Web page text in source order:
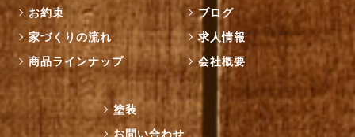
お約束
家づくりの流れ
商品ラインナップ
ブログ
求人情報
会社概要
塗装
お問い合わせ